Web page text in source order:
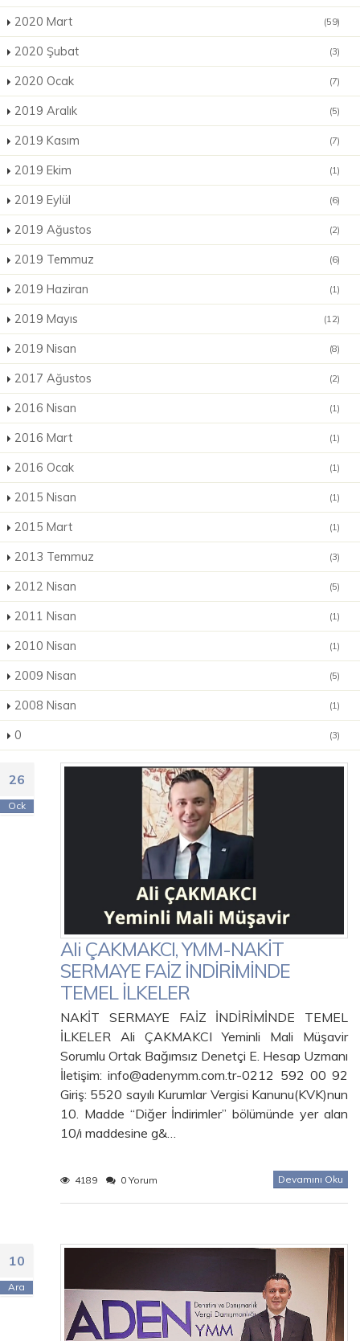
2020 Mart (59)
2020 Şubat (3)
2020 Ocak (7)
2019 Aralık (5)
2019 Kasım (7)
2019 Ekim (1)
2019 Eylül (6)
2019 Ağustos (2)
2019 Temmuz (6)
2019 Haziran (1)
2019 Mayıs (12)
2019 Nisan (8)
2017 Ağustos (2)
2016 Nisan (1)
2016 Mart (1)
2016 Ocak (1)
2015 Nisan (1)
2015 Mart (1)
2013 Temmuz (3)
2012 Nisan (5)
2011 Nisan (1)
2010 Nisan (1)
2009 Nisan (5)
2008 Nisan (1)
0 (3)
26
Ock
Ali ÇAKMAKCI, YMM-NAKİT
SERMAYE FAİZ İNDİRİMİNDE
TEMEL İLKELER
NAKİT SERMAYE FAİZ İNDİRİMİNDE TEMEL
İLKELER Ali ÇAKMAKCI Yeminli Mali Müşavir
Sorumlu Ortak Bağımsız Denetçi E. Hesap Uzmanı
İletişim: info@adenymm.com.tr-0212 592 00 92
Giriş: 5520 sayılı Kurumlar Vergisi Kanunu(KVK)nun
10. Madde “Diğer İndirimler” bölümünde yer alan
10/ı maddesine g&…
4189 0 Yorum Devamını Oku
10
Ara